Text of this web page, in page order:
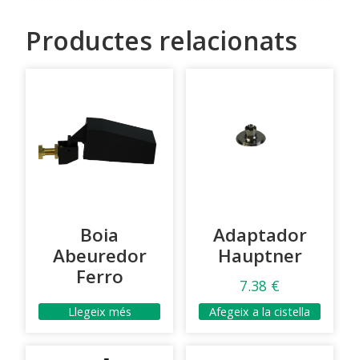
Productes relacionats
Boia
Abeuredor
Ferro
Llegeix més
Adaptador
Hauptner
7.38 €
Afegeix a la cistella